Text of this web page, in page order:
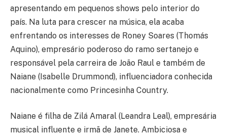
apresentando em pequenos shows pelo interior do
país. Na luta para crescer na música, ela acaba
enfrentando os interesses de Roney Soares (Thomás
Aquino), empresário poderoso do ramo sertanejo e
responsável pela carreira de João Raul e também de
Naiane (Isabelle Drummond), influenciadora conhecida
nacionalmente como Princesinha Country.
Naiane é filha de Zilá Amaral (Leandra Leal), empresária
musical influente e irmã de Janete. Ambiciosa e